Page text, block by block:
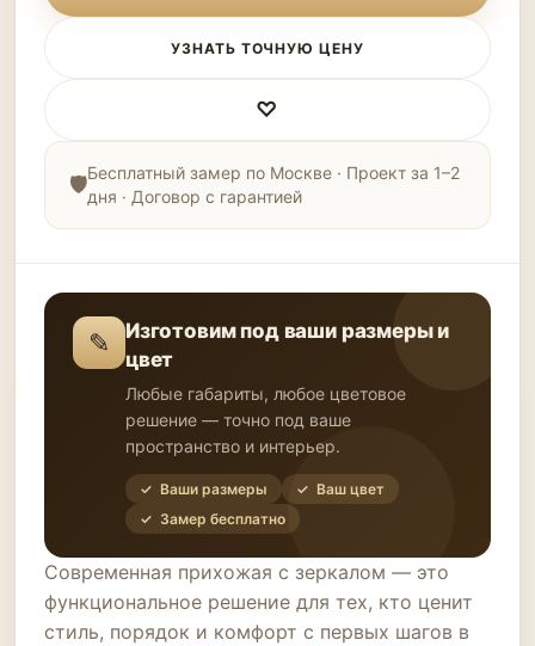
УЗНАТЬ ТОЧНУЮ ЦЕНУ
♡
Бесплатный замер по Москве · Проект за 1–2
дня · Договор с гарантией
✎
Изготовим под ваши размеры и
цвет
Любые габариты, любое цветовое
решение — точно под ваше
пространство и интерьер.
✓ Ваши размеры
✓ Ваш цвет
✓ Замер бесплатно
Современная прихожая с зеркалом — это
функциональное решение для тех, кто ценит
стиль, порядок и комфорт с первых шагов в